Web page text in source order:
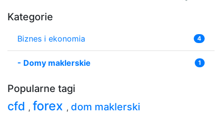
Kategorie
Biznes i ekonomia 4
- Domy maklerskie 1
Popularne tagi
cfd , forex , dom maklerski